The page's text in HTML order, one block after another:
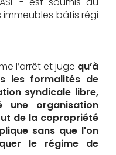
bâtis régi
l’arrêt et juge qu’à
les formalités de
syndicale libre,
une organisation
de la copropriété
sans que l'on
le régime de